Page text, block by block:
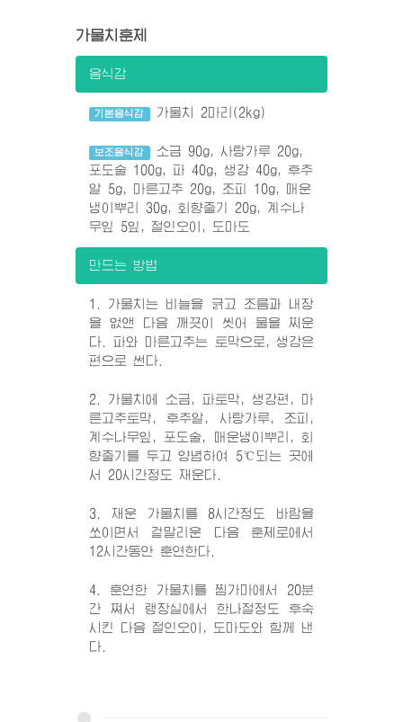
가물치훈제
음식감
기본음식감 가물치 2마리(2kg)
보조음식감
소금 90g, 사탕가루 20g,
포도술 100g, 파 40g, 생강 40g, 후추
알 5g, 마른고추 20g, 조피 10g, 매운
냉이뿌리 30g, 회향줄기 20g, 계수나
무잎 5잎, 절인오이, 도마도
만드는 방법
1. 가물치는 비늘을 긁고 조름과 내장
을 없앤 다음 깨끗이 씻어 물을 찌운
다. 파와 마른고추는 토막으로, 생강은
편으로 썬다.
2. 가물치에 소금, 파토막, 생강편, 마
른고추토막, 후추알, 사탕가루, 조피,
계수나무잎, 포도술, 매운냉이뿌리, 회
향줄기를 두고 양념하여 5℃되는 곳에
서 20시간정도 재운다.
3. 재운 가물치를 8시간정도 바람을
쏘이면서 겉말리운 다음 훈제로에서
12시간동안 훈연한다.
4. 훈연한 가물치를 찜가마에서 20분
간 쪄서 랭장실에서 한나절정도 후숙
시킨 다음 절인오이, 도마도와 함께 낸
다.